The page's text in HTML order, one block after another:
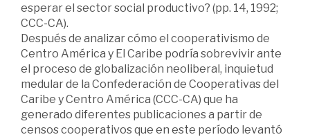
esperar el sector social productivo? (pp. 14, 1992;
CCC-CA).
Después de analizar cómo el cooperativismo de
Centro América y El Caribe podría sobrevivir ante
el proceso de globalización neoliberal, inquietud
medular de la Confederación de Cooperativas del
Caribe y Centro América (CCC-CA) que ha
generado diferentes publicaciones a partir de
censos cooperativos que en este período levantó